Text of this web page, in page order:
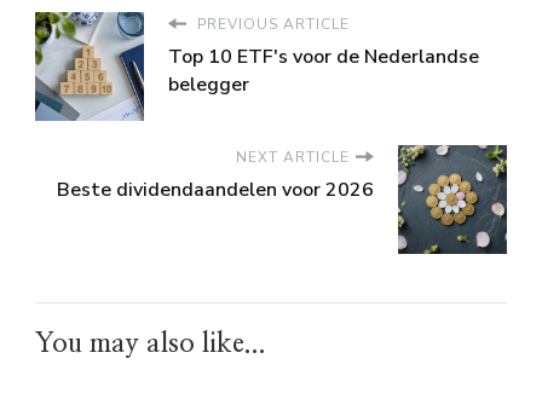
PREVIOUS ARTICLE
Top 10 ETF's voor de Nederlandse
belegger
NEXT ARTICLE
Beste dividendaandelen voor 2026
You may also like...